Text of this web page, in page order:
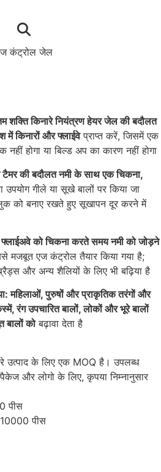
कंट्रोल जेल
किनारे नियंत्रण हेयर जेल की बदौलत
किनारों और फ्लाईवेप्राप्त करें, जिसमें एक
होगा या बिल्ड अप का कारण नहीं होगा
की बदौलत नमी के साथ एक चिकना,
उपयोग गीले या सूखे बालों पर किया जा
को बनाए रखते हुए सूखापन दूर करने में
को चिकना करते समय नमी को जोड़ने
मजबूत एज कंट्रोल तैयार किया गया है;
और अन्य शैलियों के लिए भी बढ़िया है
महिलाओं, पुरुषों और प्राकृतिक तरंगों और
रंग उपचारित बालों, लोकों और भूरे बालों
बालों कोबढ़ावा देता है
उत्पाद के लिए एक MOQ है। उपलब्ध
और लोगो के लिए, कृपया निम्नानुसार
पीस
पीस